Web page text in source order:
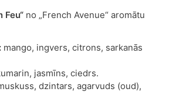
Feu“ no „French Avenue“ aromātu
mango, ingvers, citrons, sarkanās
jasmīns, ciedrs.
dzintars, agarvuds (oud),